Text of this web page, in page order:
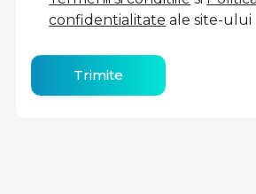
confidentialitate ale site-ului
Trimite